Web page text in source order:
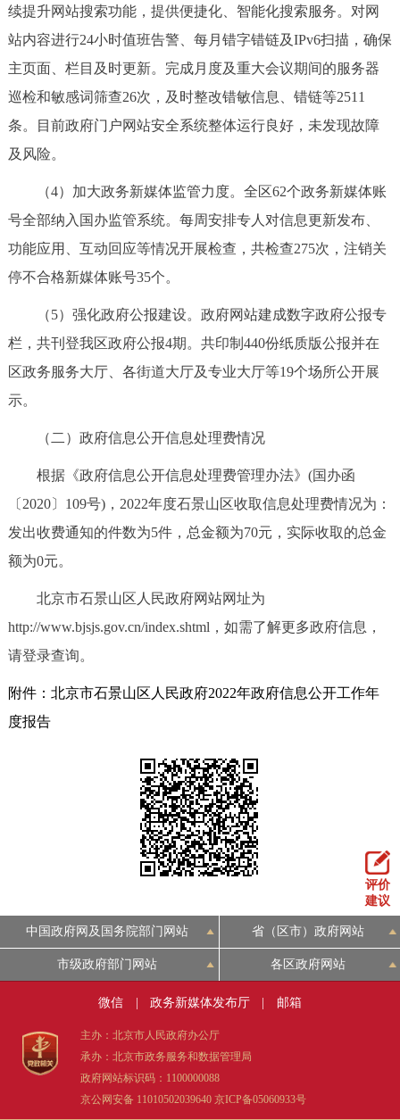
续提升网站搜索功能，提供便捷化、智能化搜索服务。对网
站内容进行24小时值班告警、每月错字错链及IPv6扫描，确保
主页面、栏目及时更新。完成月度及重大会议期间的服务器
巡检和敏感词筛查26次，及时整改错敏信息、错链等2511
条。目前政府门户网站安全系统整体运行良好，未发现故障
及风险。
（4）加大政务新媒体监管力度。全区62个政务新媒体账
号全部纳入国办监管系统。每周安排专人对信息更新发布、
功能应用、互动回应等情况开展检查，共检查275次，注销关
停不合格新媒体账号35个。
（5）强化政府公报建设。政府网站建成数字政府公报专
栏，共刊登我区政府公报4期。共印制440份纸质版公报并在
区政务服务大厅、各街道大厅及专业大厅等19个场所公开展
示。
（二）政府信息公开信息处理费情况
根据《政府信息公开信息处理费管理办法》(国办函
〔2020〕109号)，2022年度石景山区收取信息处理费情况为：
发出收费通知的件数为5件，总金额为70元，实际收取的总金
额为0元。
北京市石景山区人民政府网站网址为
http://www.bjsjs.gov.cn/index.shtml，如需了解更多政府信息，
请登录查询。
附件：北京市石景山区人民政府2022年政府信息公开工作年
度报告
评价
建议
中国政府网及国务院部门网站 省（区市）政府网站
市级政府部门网站 各区政府网站
微信 | 政务新媒体发布厅 | 邮箱
主办：北京市人民政府办公厅
承办：北京市政务服务和数据管理局
政府网站标识码：1100000088
京公网安备 11010502039640 京ICP备05060933号